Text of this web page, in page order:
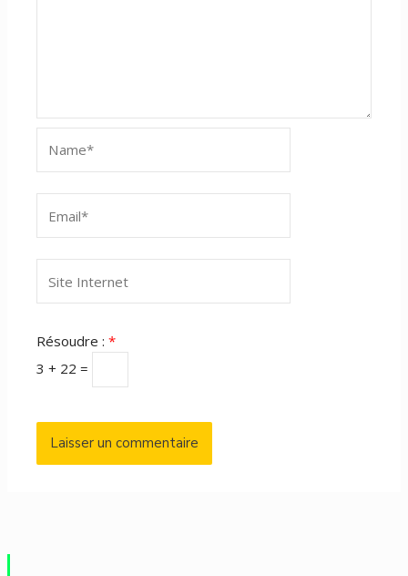
Internet
Résoudre :*
3 + 22 =